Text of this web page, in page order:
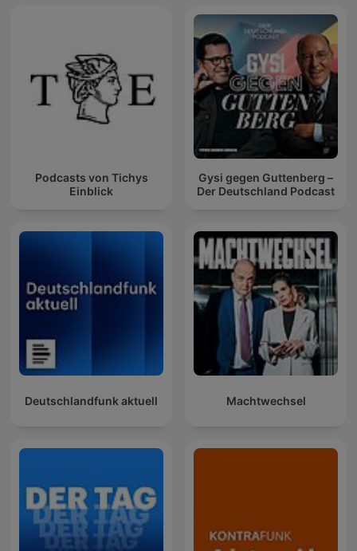
Podcasts von Tichys
Einblick
Gysi gegen Guttenberg –
Der Deutschland Podcast
Deutschlandfunk aktuell Machtwechsel